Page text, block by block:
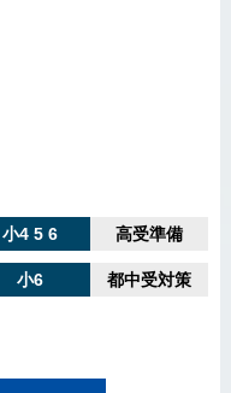
小4 5 6 高受準備
小6 都中受対策